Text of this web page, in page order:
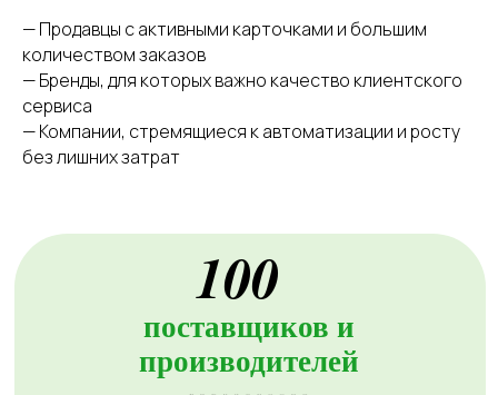
— Продавцы с активными карточками и большим
количеством заказов
— Бренды, для которых важно качество клиентского
сервиса
— Компании, стремящиеся к автоматизации и росту
без лишних затрат
Нажимая кнопку, вы даетесогласие на обработку
персональных данных
Подробнее можно
прочитать вПолитике